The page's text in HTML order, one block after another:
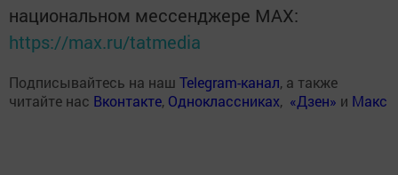
национальном мессенджере MАХ:
https://max.ru/tatmedia
Подписывайтесь на наш Telegram-канал, а также
читайте нас Вконтакте, Одноклассниках, «Дзен» и Макс